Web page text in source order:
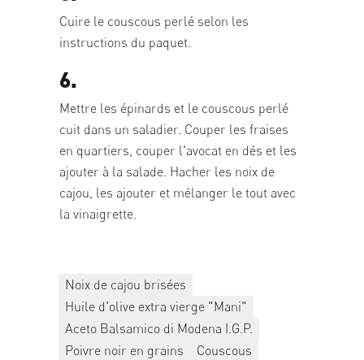
Cuire le couscous perlé selon les
instructions du paquet.
6.
Mettre les épinards et le couscous perlé
cuit dans un saladier. Couper les fraises
en quartiers, couper l'avocat en dés et les
ajouter à la salade. Hacher les noix de
cajou, les ajouter et mélanger le tout avec
la vinaigrette.
Noix de cajou brisées
Huile d'olive extra vierge "Mani"
Aceto Balsamico di Modena I.G.P.
Poivre noir en grains
Couscous